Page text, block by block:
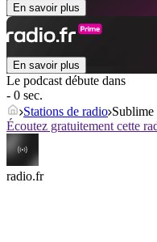
En savoir plus
En savoir plus
Le podcast débute dans
- 0 sec.
Stations de radio
Écoutez gratuitement cette
radio.fr